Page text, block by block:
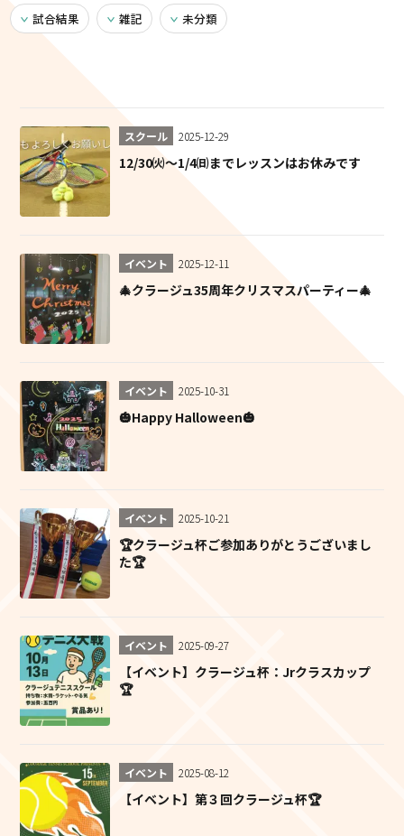
試合結果 雑記 未分類
スクール 2025-12-29
12/30㈫～1/4㈰までレッスンはお休みです
イベント 2025-12-11
🎄クラージュ35周年クリスマスパーティー🎄
イベント 2025-10-31
🎃Happy Halloween🎃
イベント 2025-10-21
🏆クラージュ杯ご参加ありがとうございまし
た🏆
イベント 2025-09-27
【イベント】クラージュ杯：Jrクラスカップ
🏆
イベント 2025-08-12
【イベント】第３回クラージュ杯🏆